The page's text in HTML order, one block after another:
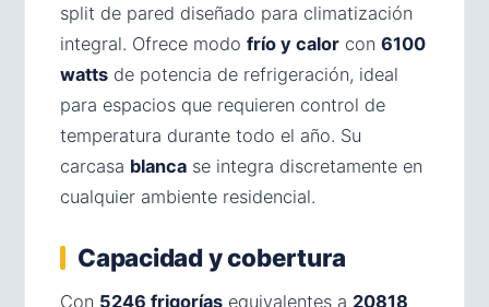
split de pared diseñado para climatización
integral. Ofrece modo frío y calor con 6100
watts de potencia de refrigeración, ideal
para espacios que requieren control de
temperatura durante todo el año. Su
carcasa blanca se integra discretamente en
cualquier ambiente residencial.
Capacidad y cobertura
Con 5246 frigorías equivalentes a 20818